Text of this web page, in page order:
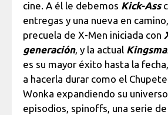
cine. A él le debemos Kick-Ass
entregas y una nueva en
precuela de X-Men iniciada con
generación, y la actual
es su mayor éxito hasta la
a hacerla durar como el
Wonka expandiendo su
episodios, spinoffs, una serie